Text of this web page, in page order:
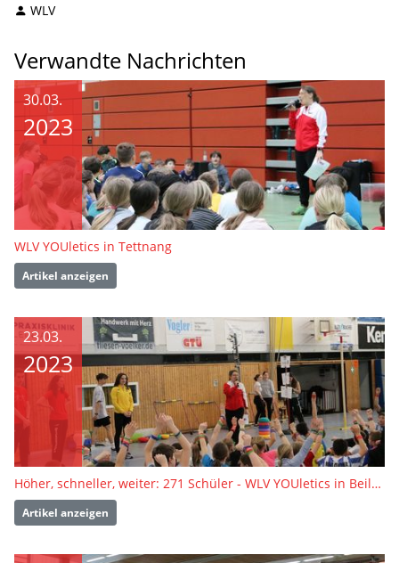
WLV
Verwandte Nachrichten
30.03.
2023
WLV YOUletics in Tettnang
Artikel anzeigen
23.03.
2023
Höher, schneller, weiter: 271 Schüler - WLV YOUletics in Beilstein
Artikel anzeigen